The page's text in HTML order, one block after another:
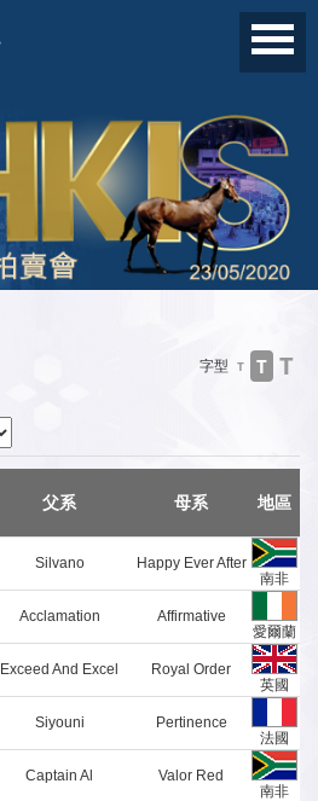
字型 T T T
父系 母系 地區
Silvano
Happy Ever After
南非
Acclamation
Affirmative
愛爾蘭
Exceed And Excel
Royal Order
英國
Siyouni
Pertinence
法國
Captain Al
Valor Red
南非